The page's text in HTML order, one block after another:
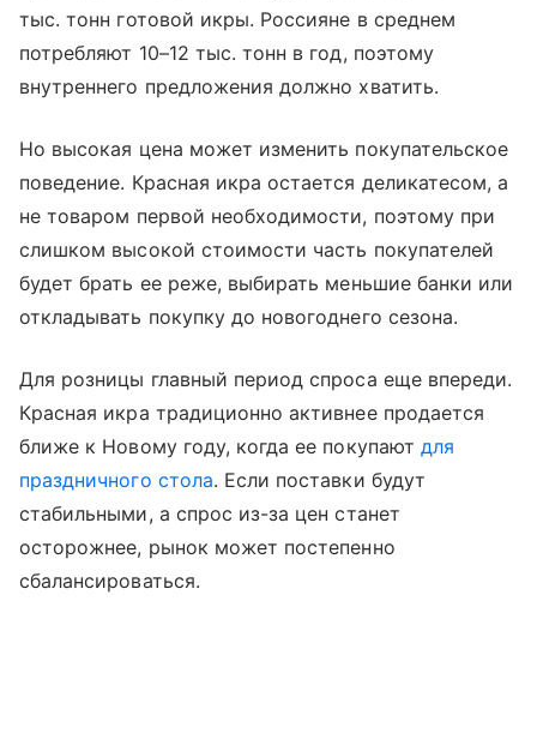
тыс. тонн готовой икры. Россияне в среднем
потребляют 10–12 тыс. тонн в год, поэтому
внутреннего предложения должно хватить.
Но высокая цена может изменить покупательское
поведение. Красная икра остается деликатесом, а
не товаром первой необходимости, поэтому при
слишком высокой стоимости часть покупателей
будет брать ее реже, выбирать меньшие банки или
откладывать покупку до новогоднего сезона.
Для розницы главный период спроса еще впереди.
Красная икра традиционно активнее продается
ближе к Новому году, когда ее покупают для
праздничного стола. Если поставки будут
стабильными, а спрос из-за цен станет
осторожнее, рынок может постепенно
сбалансироваться.